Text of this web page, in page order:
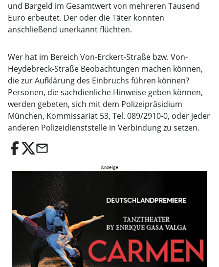
und Bargeld im Gesamtwert von mehreren Tausend
Euro erbeutet. Der oder die Täter konnten
anschließend unerkannt flüchten.
Wer hat im Bereich Von-Erckert-Straße bzw. Von-
Heydebreck-Straße Beobachtungen machen können,
die zur Aufklärung des Einbruchs führen können?
Personen, die sachdienliche Hinweise geben können,
werden gebeten, sich mit dem Polizeipräsidium
München, Kommissariat 53, Tel. 089/2910-0, oder jeder
anderen Polizeidienststelle in Verbindung zu setzen.
email